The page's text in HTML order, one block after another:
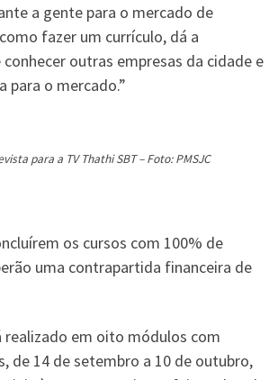
a gente para o mercado de
fazer um currículo, dá a
outras empresas da cidade e
para o mercado.”
para a TV Thathi SBT – Foto: PMSJC
os cursos com 100% de
uma contrapartida financeira de
realizado em oito módulos com
de 14 de setembro a 10 de outubro,